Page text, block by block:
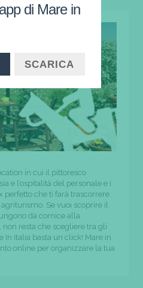
in cui il pittoresco
e l’ospitalità del personale e i
perfetto che ti farà trascorrere
Se vuoi scoprire il
da cornice alla
resta che scegliere tra gli
In Italia basta un click! Mare in
online per organizzare la tua
di Mare in
SCARICA